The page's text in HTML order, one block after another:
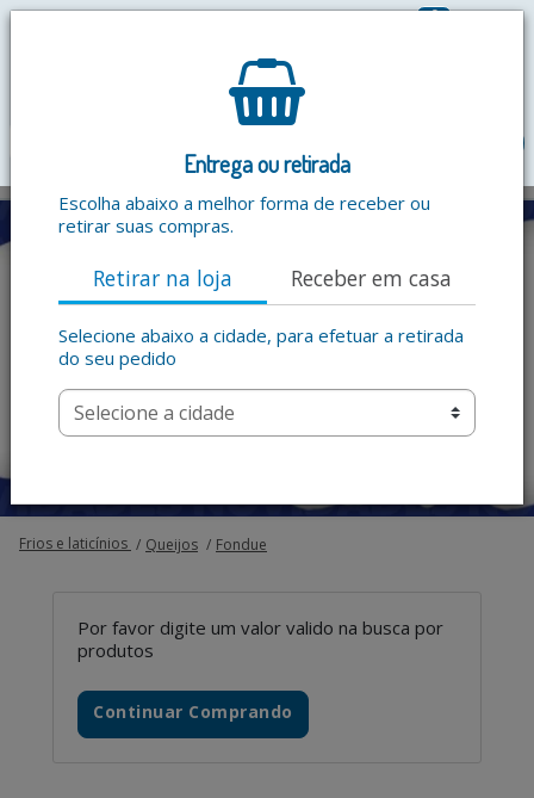
0
Entrega ou retirada
Escolha abaixo a melhor forma de receber ou
retirar suas compras.
Retirar na loja Receber em casa
Selecione abaixo a cidade, para efetuar a retirada
do seu pedido
Frios e laticínios Queijos Fondue
Por favor digite um valor valido na busca por
produtos
Continuar Comprando